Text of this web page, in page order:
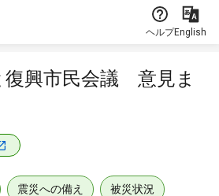
ヘルプEnglish
復興市民会議 意見ま
震災への備え 被災状況